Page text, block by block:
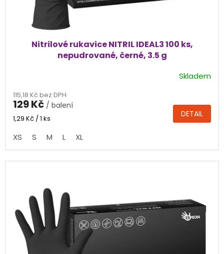
Nitrilové rukavice NITRIL IDEAL3 100 ks,
nepudrované, černé, 3.5 g
produktu
je
4,4
5
hvězdiček.
Skladem
115,18 Kč bez DPH
129 Kč / balení
Měrná
1,29 Kč / 1 ks DETAIL
XS S M L XL